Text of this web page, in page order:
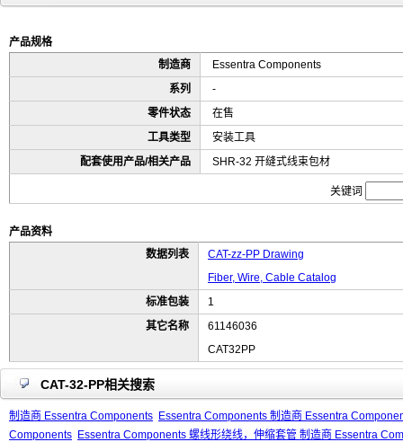
产品规格
制造商
Essentra Components
系列
-
零件状态
在售
工具类型
安装工具
配套使用产品/相关产品
SHR-32 开缝式线束包材
关键词
产品资料
数据列表
CAT-zz-PP Drawing
Fiber, Wire, Cable Catalog
标准包装
1
其它名称
61146036
CAT32PP
CAT-32-PP相关搜索
制造商 Essentra Components Essentra Components 制造商 Essentra
Components Essentra Components 螺线形绕线，伸缩套管 制造商 Essentra